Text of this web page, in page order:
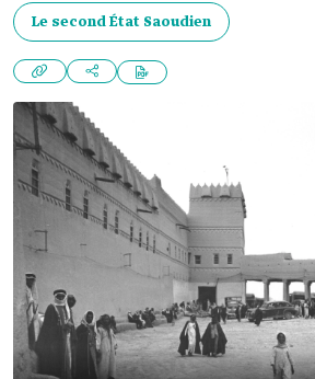
Le second État Saoudien